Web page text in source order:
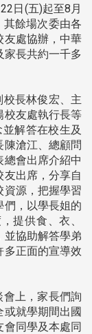
日(五)起至8月
餘場次委由各
友處協辦，中華
家長共約一千多
長林俊宏、主
校友處執行長等
解答在校生及
陳滄江、總顧問
會出席介紹中
出席，分享自
資源，把握學習
們，以學長姐的
提供食、衣、
並協助解答學弟
多正面的宣導效
上，家長們詢
或就學期間出國
會同學及本處同